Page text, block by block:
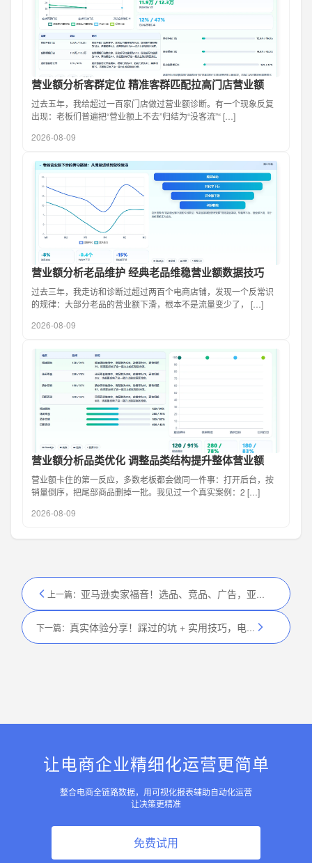
营业额分析客群定位 精准客群匹配拉高门店营业额
过去五年，我给超过一百家门店做过营业额诊断。有一个现象反复
出现：老板们普遍把“营业额上不去”归结为“没客流”“ […]
2026-08-09
营业额分析老品维护 经典老品维稳营业额数据技巧
过去三年，我走访和诊断过超过两百个电商店铺，发现一个反常识
的规律：大部分老品的营业额下滑，根本不是流量变少了， […]
2026-08-09
营业额分析品类优化 调整品类结构提升整体营业额
营业额卡住的第一反应，多数老板都会做同一件事：打开后台，按
销量倒序，把尾部商品删掉一批。我见过一个真实案例：2 […]
2026-08-09
上一篇： 亚马逊卖家福音！选品、竞品、广告，亚马逊电商数据分析工具应用指南
下一篇： 真实体验分享！踩过的坑 + 实用技巧，电商数据分析工具使用心得分享
让电商企业精细化运营更简单
整合电商全链路数据，用可视化报表辅助自动化运营
让决策更精准
免费试用